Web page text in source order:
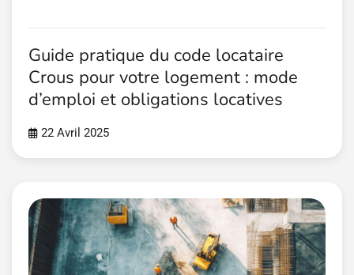
Guide pratique du code locataire
Crous pour votre logement : mode
d’emploi et obligations locatives
22 Avril 2025